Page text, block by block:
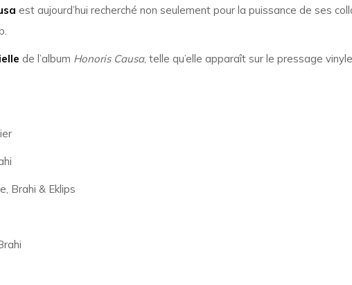
est aujourd’hui recherché non seulement pour la puissance de ses
de l’album Honoris Causa, telle qu’elle apparaît sur le pressage
Brahi & Eklips